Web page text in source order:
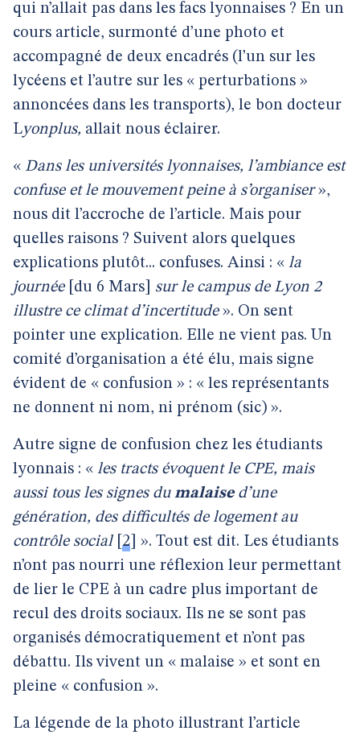
qui n’allait pas dans les facs lyonnaises ? En un
cours article, surmonté d’une photo et
accompagné de deux encadrés (l’un sur les
lycéens et l’autre sur les « perturbations »
annoncées dans les transports), le bon docteur
Lyonplus, allait nous éclairer.
« Dans les universités lyonnaises, l’ambiance est
confuse et le mouvement peine à s’organiser»,
nous dit l’accroche de l’article. Mais pour
quelles raisons ? Suivent alors quelques
explications plutôt... confuses. Ainsi : « la
journée[du 6 Mars] sur le campus de Lyon 2
illustre ce climat d’incertitude». On sent
pointer une explication. Elle ne vient pas. Un
comité d’organisation a été élu, mais signe
évident de « confusion » : « les représentants
ne donnent ni nom, ni prénom (sic) ».
Autre signe de confusion chez les étudiants
lyonnais : « les tracts évoquent le CPE, mais
aussi tous les signes du malaise d’une
génération, des difficultés de logement au
contrôle social[ 2
». Tout est dit. Les étudiants
n’ont pas nourri une réflexion leur permettant
de lier le CPE à un cadre plus important de
recul des droits sociaux. Ils ne se sont pas
organisés démocratiquement et n’ont pas
débattu. Ils vivent un « malaise » et sont en
pleine « confusion ».
La légende de la photo illustrant l’article